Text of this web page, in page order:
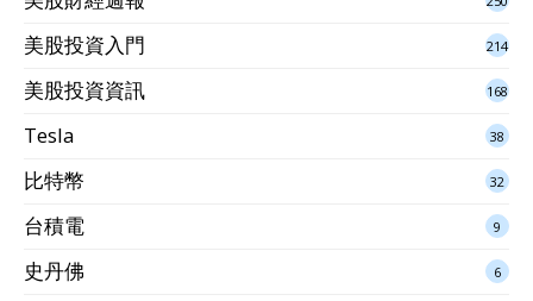
美股投資入門 214
美股投資資訊 168
Tesla 38
比特幣 32
台積電 9
史丹佛 6